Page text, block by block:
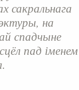
сакральнага
, на
спадчыне
пад іменем
.